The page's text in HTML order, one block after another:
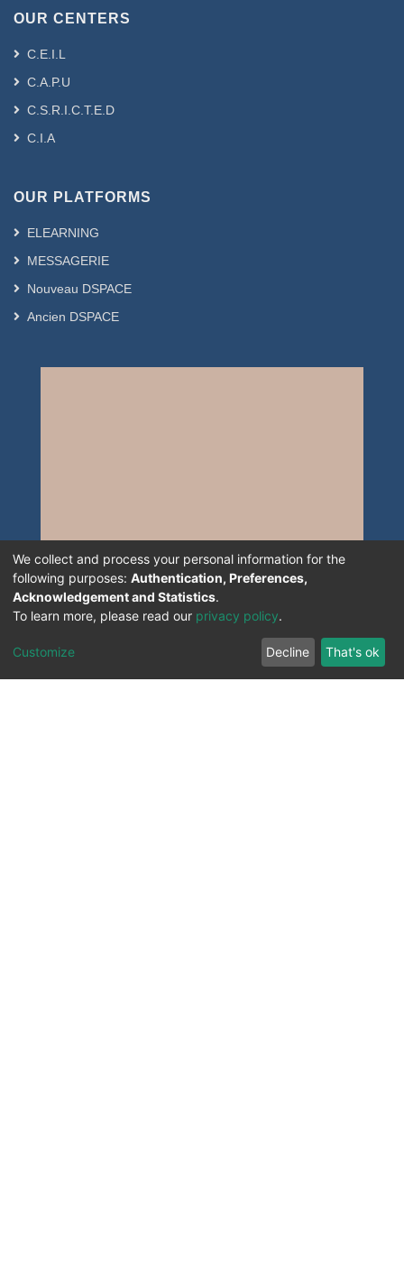
OUR CENTERS
C.E.I.L
C.A.P.U
C.S.R.I.C.T.E.D
C.I.A
OUR PLATFORMS
ELEARNING
MESSAGERIE
Nouveau DSPACE
Ancien DSPACE
We collect and process your personal information for the
following purposes: Authentication, Preferences,
Acknowledgement and Statistics.
To learn more, please read our privacy policy.
Customize Decline That's ok